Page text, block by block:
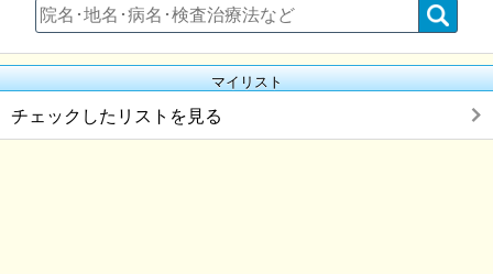
マイリスト
チェックしたリストを見る